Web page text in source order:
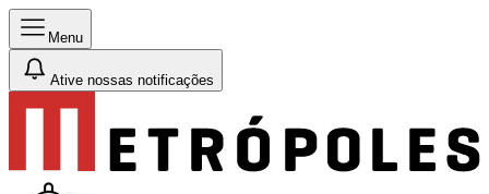
Menu
Ative nossas notificações